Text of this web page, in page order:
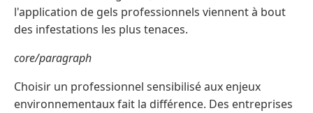
l'application de gels professionnels viennent à bout
des infestations les plus tenaces.
core/paragraph
Choisir un professionnel sensibilisé aux enjeux
environnementaux fait la différence. Des entreprises